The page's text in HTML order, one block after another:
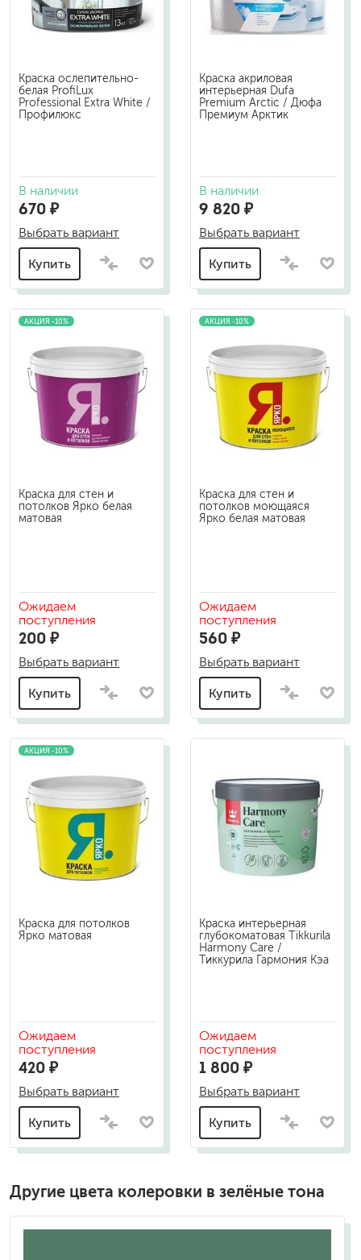
Краска ослепительно-
белая ProfiLux
Professional Extra White /
Профилюкс
В наличии
670 ₽
Выбрать вариант
Купить
Краска акриловая
интерьерная Dufa
Premium Arctic / Дюфа
Премиум Арктик
В наличии
9 820 ₽
Выбрать вариант
Купить
АКЦИЯ -10%
Краска для стен и
потолков Ярко белая
матовая
Ожидаем
поступления
200 ₽
Выбрать вариант
Купить
АКЦИЯ -10%
Краска для стен и
потолков моющаяся
Ярко белая матовая
Ожидаем
поступления
560 ₽
Выбрать вариант
Купить
АКЦИЯ -10%
Краска для потолков
Ярко матовая
Ожидаем
поступления
420 ₽
Выбрать вариант
Купить
Краска интерьерная
глубокоматовая Tikkurila
Harmony Care /
Тиккурила Гармония Кэа
Ожидаем
поступления
1 800 ₽
Выбрать вариант
Купить
Другие цвета колеровки в зелёные тона